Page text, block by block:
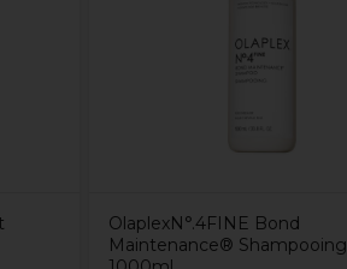
OlaplexN°.4FINE Bond
Maintenance® Shampooing